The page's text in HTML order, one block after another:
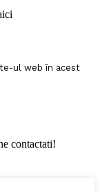
ul web în acest
contactati!